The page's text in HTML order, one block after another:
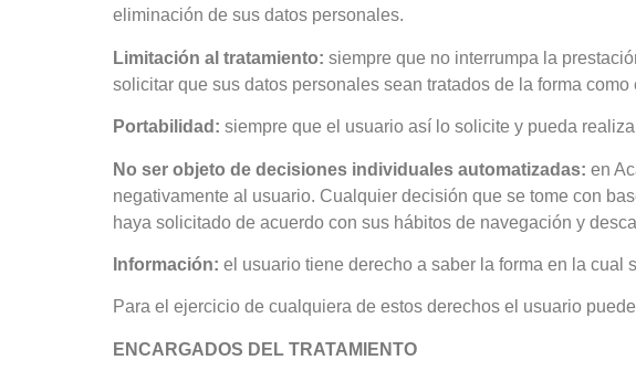
eliminación de sus datos personales.
Limitación al tratamiento: siempre que no interrumpa la
solicitar que sus datos personales sean tratados de la forma
Portabilidad: siempre que el usuario así lo solicite y pueda
No ser objeto de decisiones individuales automatizadas: en
negativamente al usuario. Cualquier decisión que se tome con
haya solicitado de acuerdo con sus hábitos de navegación y
Información: el usuario tiene derecho a saber la forma en la cual
Para el ejercicio de cualquiera de estos derechos el usuario
ENCARGADOS DEL TRATAMIENTO